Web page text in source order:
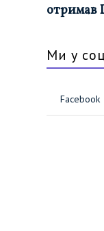
отримав
Ми у
Facebook